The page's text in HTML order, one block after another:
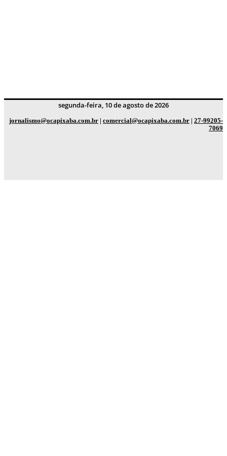
segunda-feira, 10 de agosto de 2026
jornalismo@ocapixaba.com.br | comercial@ocapixaba.com.br | 27-99205-
7069